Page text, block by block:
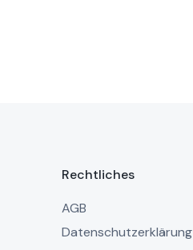
Rechtliches
AGB
Datenschutzerklärung